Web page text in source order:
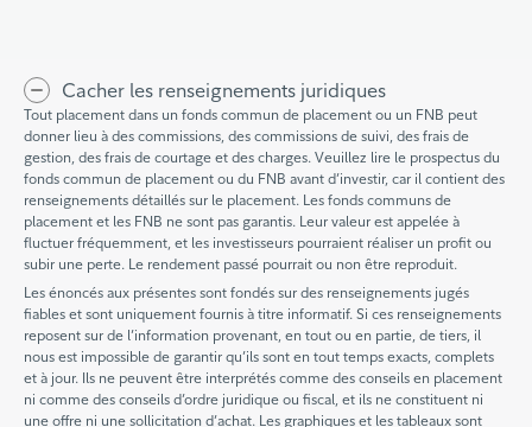
Cacher les renseignements juridiques
Tout placement dans un fonds commun de placement ou un FNB peut
donner lieu à des commissions, des commissions de suivi, des frais de
gestion, des frais de courtage et des charges. Veuillez lire le prospectus du
fonds commun de placement ou du FNB avant d’investir, car il contient des
renseignements détaillés sur le placement. Les fonds communs de
placement et les FNB ne sont pas garantis. Leur valeur est appelée à
fluctuer fréquemment, et les investisseurs pourraient réaliser un profit ou
subir une perte. Le rendement passé pourrait ou non être reproduit.
Les énoncés aux présentes sont fondés sur des renseignements jugés
fiables et sont uniquement fournis à titre informatif. Si ces renseignements
reposent sur de l’information provenant, en tout ou en partie, de tiers, il
nous est impossible de garantir qu’ils sont en tout temps exacts, complets
et à jour. Ils ne peuvent être interprétés comme des conseils en placement
ni comme des conseils d’ordre juridique ou fiscal, et ils ne constituent ni
une offre ni une sollicitation d’achat. Les graphiques et les tableaux sont